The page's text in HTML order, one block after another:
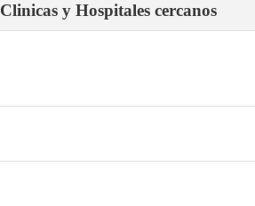
Clinicas y Hospitales cercanos